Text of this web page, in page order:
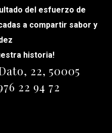
del esfuerzo de
a compartir sabor y
historia!
22, 50005
22 94 72